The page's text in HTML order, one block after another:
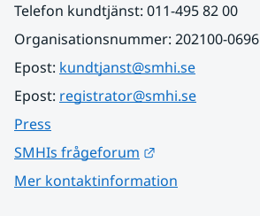
Telefon kundtjänst: 011-495 82 00
Organisationsnummer: 202100-0696
Epost: kundtjanst@smhi.se
Epost: registrator@smhi.se
Press
SMHIs frågeforum
Mer kontaktinformation